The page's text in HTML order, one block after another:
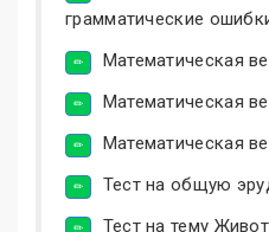
грамматические
Математическая
Математическая
Математическая
Тест на общую
Тест на тему